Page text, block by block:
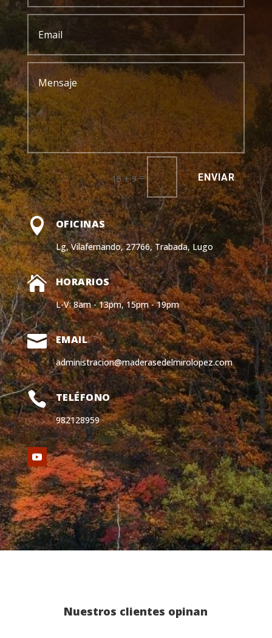
15 + 9= ENVIAR
 OFICINAS
Lg, Vilafernando, 27766, Trabada, Lugo
 HORARIOS
L-V: 8am - 13pm, 15pm - 19pm
 EMAIL
administracion@maderasedelmirolopez.com
 TELÉFONO
982128959
Nuestros clientes opinan